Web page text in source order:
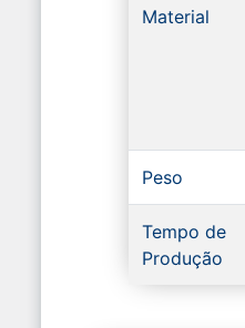
Material
Peso
Tempo de
Produção